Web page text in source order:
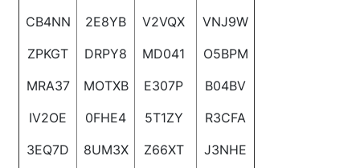
CB4NN
ZPKGT
MRA37
IV2OE
3EQ7D
2E8YB
DRPY8
MOTXB
0FHE4
8UM3X
V2VQX
MD041
E307P
5T1ZY
Z66XT
VNJ9W
O5BPM
B04BV
R3CFA
J3NHE